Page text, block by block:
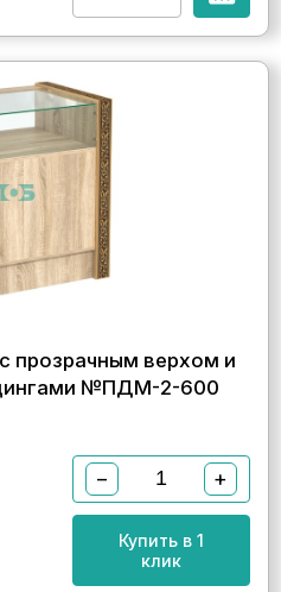
прозрачным верхом и
№ПДМ-2-600
− +
Купить в 1
клик